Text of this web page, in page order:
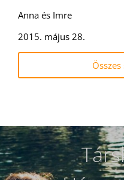
Anna és Imre
2015. május 28.